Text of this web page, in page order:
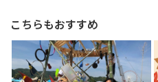
こちらもおすすめ